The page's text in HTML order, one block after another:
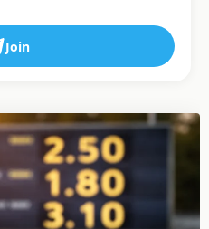
Join